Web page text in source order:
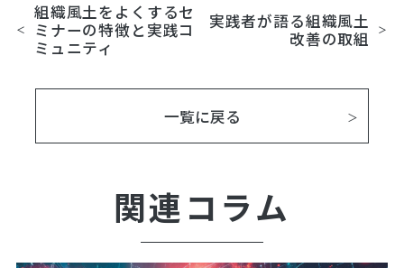
組織風土をよくするセ
ミナーの特徴と実践コ
ミュニティ
一覧に戻る
実践者が語る組織風土
改善の取組
関連コラム